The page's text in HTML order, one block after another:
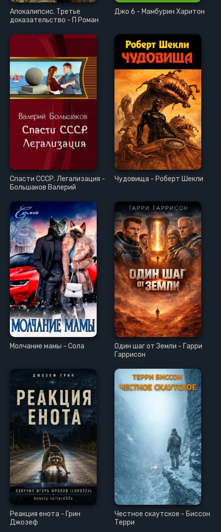
Апокалипсис. Третье
доказательство - П Роман
Джо 6 - Мамбурин Харитон
Спасти СССР. Легализация -
Большаков Валерий
Чудовища - Роберт Шекли
Молчание мамы - Сола
Один шаг от Земли - Гарри
Гаррисон
Реакция енота - Грин
Джозеф
Честное скаутское - Биссон
Терри